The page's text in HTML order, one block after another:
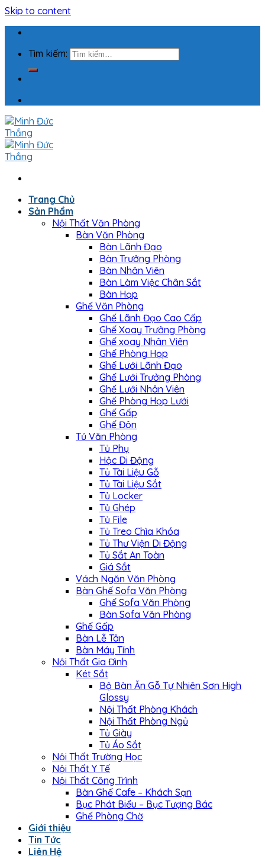
Skip to content
Tìm kiếm:
Trang Chủ
Sản Phẩm
Nội Thất Văn Phòng
Bàn Văn Phòng
Bàn Lãnh Đạo
Bàn Trưởng Phòng
Bàn Nhân Viên
Bàn Làm Việc Chân Sắt
Bàn Họp
Ghế Văn Phòng
Ghế Lãnh Đạo Cao Cấp
Ghế Xoay Trưởng Phòng
Ghế xoay Nhân Viên
Ghế Phòng Họp
Ghế Lưới Lãnh Đạo
Ghế Lưới Trưởng Phòng
Ghế Lưới Nhân Viên
Ghế Phòng Họp Lưới
Ghế Gấp
Ghế Đôn
Tủ Văn Phòng
Tủ Phụ
Hộc Di Động
Tủ Tài Liệu Gỗ
Tủ Tài Liệu Sắt
Tủ Locker
Tủ Ghép
Tủ File
Tủ Treo Chìa Khóa
Tủ Thư Viện Di Động
Tủ Sắt An Toàn
Giá Sắt
Vách Ngăn Văn Phòng
Bàn Ghế Sofa Văn Phòng
Ghế Sofa Văn Phòng
Bàn Sofa Văn Phòng
Ghế Gấp
Bàn Lễ Tân
Bàn Máy Tính
Nội Thất Gia Đình
Két Sắt
Bộ Bàn Ăn Gỗ Tự Nhiên Sơn High
Glossy
Nội Thất Phòng Khách
Nội Thất Phòng Ngủ
Tủ Giày
Tủ Áo Sắt
Nội Thất Trường Học
Nội Thất Y Tế
Nội Thất Công Trình
Bàn Ghế Cafe – Khách Sạn
Bục Phát Biểu – Bục Tượng Bác
Ghế Phòng Chờ
Giới thiệu
Tin Tức
Liên Hệ